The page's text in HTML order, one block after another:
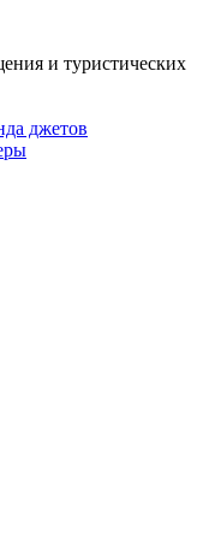
и туристических
джетов